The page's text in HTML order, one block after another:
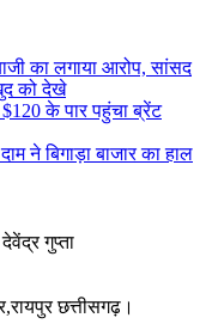
का लगाया आरोप, सांसद
को देखे
के पार पहुंचा ब्रेंट
ने बिगाड़ा बाजार का हाल
गुप्ता
छत्तीसगढ़।